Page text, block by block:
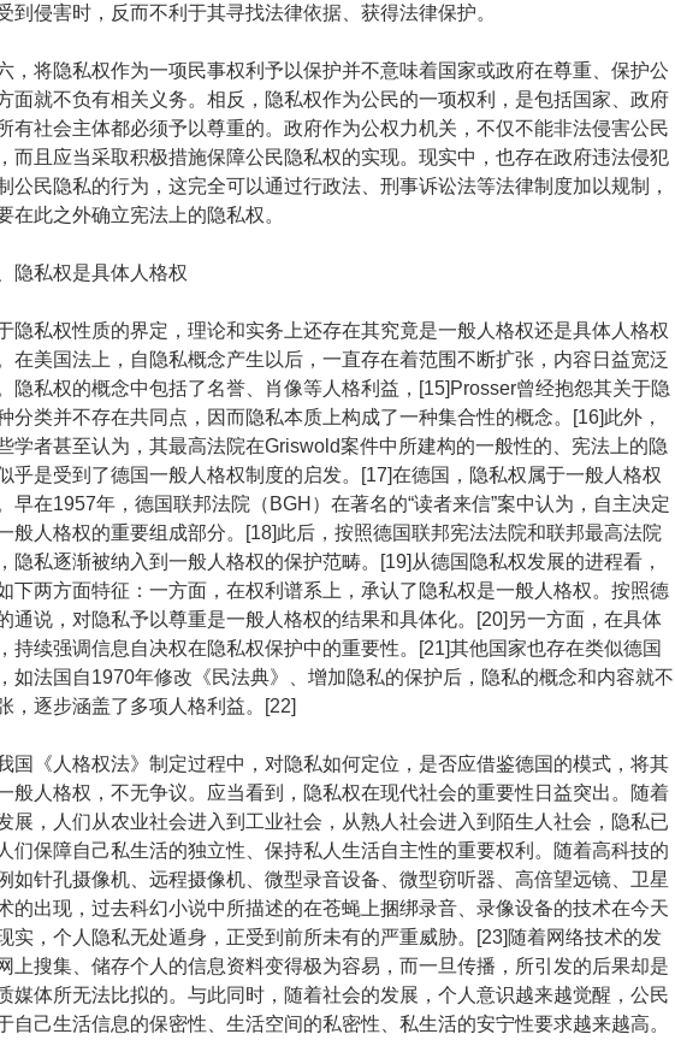
到侵害时，反而不利于其寻找法律依据、获得法律保护。
将隐私权作为一项民事权利予以保护并不意味着国家或政府在尊重、保护公
面就不负有相关义务。相反，隐私权作为公民的一项权利，是包括国家、政府
有社会主体都必须予以尊重的。政府作为公权力机关，不仅不能非法侵害公民
而且应当采取积极措施保障公民隐私权的实现。现实中，也存在政府违法侵犯
公民隐私的行为，这完全可以通过行政法、刑事诉讼法等法律制度加以规制，
在此之外确立宪法上的隐私权。
私权是具体人格权
私权性质的界定，理论和实务上还存在其究竟是一般人格权还是具体人格权
在美国法上，自隐私概念产生以后，一直存在着范围不断扩张，内容日益宽泛
隐私权的概念中包括了名誉、肖像等人格利益，[15]Prosser曾经抱怨其关于隐
分类并不存在共同点，因而隐私本质上构成了一种集合性的概念。[16]此外，
学者甚至认为，其最高法院在Griswold案件中所建构的一般性的、宪法上的隐
乎是受到了德国一般人格权制度的启发。[17]在德国，隐私权属于一般人格权
早在1957年，德国联邦法院（BGH）在著名的“读者来信”案中认为，自主决定
般人格权的重要组成部分。[18]此后，按照德国联邦宪法法院和联邦最高法院
隐私逐渐被纳入到一般人格权的保护范畴。[19]从德国隐私权发展的进程看，
下两方面特征：一方面，在权利谱系上，承认了隐私权是一般人格权。按照德
通说，对隐私予以尊重是一般人格权的结果和具体化。[20]另一方面，在具体
持续强调信息自决权在隐私权保护中的重要性。[21]其他国家也存在类似德国
如法国自1970年修改《民法典》、增加隐私的保护后，隐私的概念和内容就不
，逐步涵盖了多项人格利益。[22]
《人格权法》制定过程中，对隐私如何定位，是否应借鉴德国的模式，将其
般人格权，不无争议。应当看到，隐私权在现代社会的重要性日益突出。随着
展，人们从农业社会进入到工业社会，从熟人社会进入到陌生人社会，隐私已
们保障自己私生活的独立性、保持私人生活自主性的重要权利。随着高科技的
如针孔摄像机、远程摄像机、微型录音设备、微型窃听器、高倍望远镜、卫星
的出现，过去科幻小说中所描述的在苍蝇上捆绑录音、录像设备的技术在今天
实，个人隐私无处遁身，正受到前所未有的严重威胁。[23]随着网络技术的发
上搜集、储存个人的信息资料变得极为容易，而一旦传播，所引发的后果却是
媒体所无法比拟的。与此同时，随着社会的发展，个人意识越来越觉醒，公民
自己生活信息的保密性、生活空间的私密性、私生活的安宁性要求越来越高。